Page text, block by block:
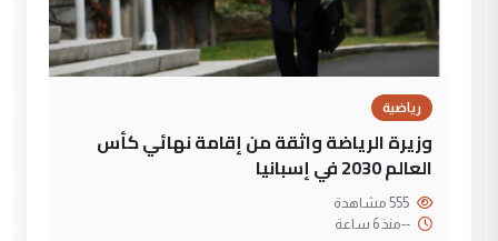
رياضية
وزيرة الرياضة واثقة من إقامة نهائي كأس
العالم 2030 في إسبانيا
--منذ 6 ساعة